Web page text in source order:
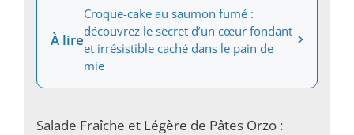
À lire
Croque-cake au saumon fumé :
découvrez le secret d’un cœur fondant
et irrésistible caché dans le pain de
mie
Salade Fraîche et Légère de Pâtes Orzo :